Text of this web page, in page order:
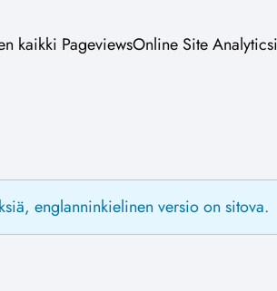
kaikki PageviewsOnline Site
englanninkielinen versio on sitova.